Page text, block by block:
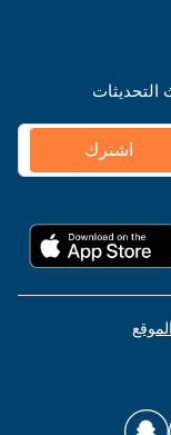
اشترك